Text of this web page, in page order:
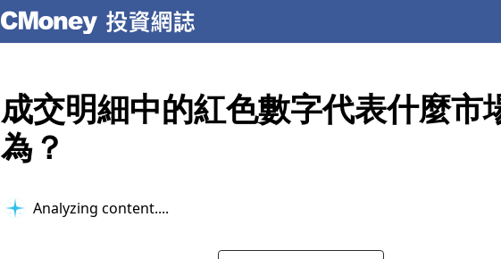
成交明細中的紅色數字代表什麼市
為？
Analyzing content...